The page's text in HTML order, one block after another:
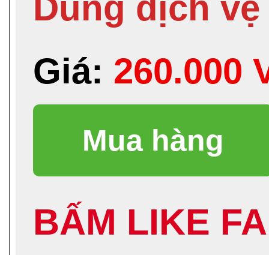
Giá: 260.000
BẤM LIKE